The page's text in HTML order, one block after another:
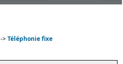
->Téléphonie fixe